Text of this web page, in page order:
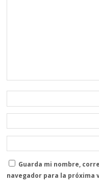
Guarda mi nombre,
navegador para la próxima